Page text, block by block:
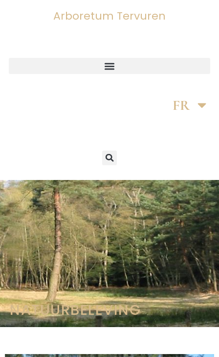
Arboretum Tervuren
FR
EN
NATUURBELEVING